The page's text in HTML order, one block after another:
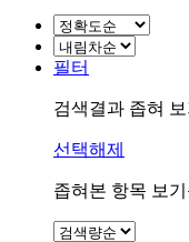
필터
검색결과 좁혀 보
선택해제
좁혀본 항목 보기